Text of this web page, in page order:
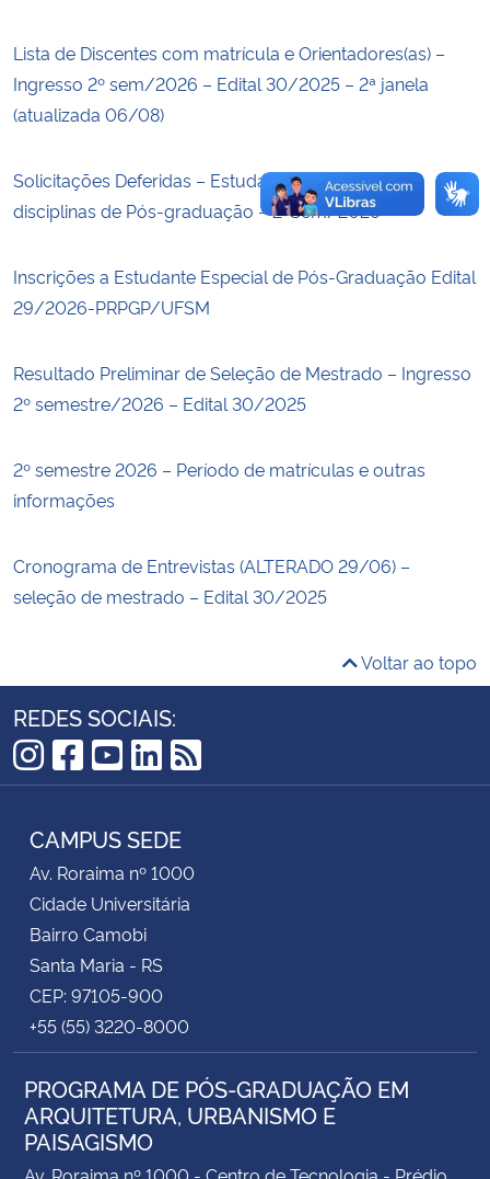
Planalto
Lista de Discentes com matrícula e Orientadores(as) –
Ingresso 2º sem/2026 – Edital 30/2025 – 2ª janela
(atualizada 06/08)
Solicitações Deferidas – Estudante Especial I em
disciplinas de Pós-graduação – 2ºSem/2026
Inscrições a Estudante Especial de Pós-Graduação Edital
29/2026-PRPGP/UFSM
Resultado Preliminar de Seleção de Mestrado – Ingresso
2º semestre/2026 – Edital 30/2025
2º semestre 2026 – Período de matrículas e outras
informações
Cronograma de Entrevistas (ALTERADO 29/06) –
seleção de mestrado – Edital 30/2025
Voltar ao topo
REDES SOCIAIS:
Instagram
Facebook
YouTube
LinkedIn
RSS
CAMPUS SEDE
Av. Roraima nº 1000
Cidade Universitária
Bairro Camobi
Santa Maria - RS
CEP: 97105-900
+55 (55) 3220-8000
PROGRAMA DE PÓS-GRADUAÇÃO EM
ARQUITETURA, URBANISMO E
PAISAGISMO
Av. Roraima nº 1000 - Centro de Tecnologia - Prédio